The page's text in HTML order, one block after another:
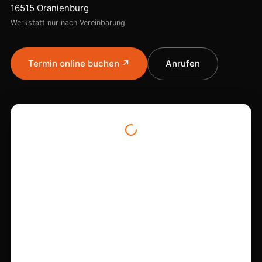
16515 Oranienburg
Werkstatt nur nach Vereinbarung
Termin online buchen ↗ Anrufen